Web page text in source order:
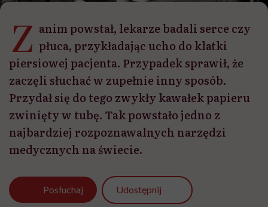
Z anim powstał, lekarze badali serce czy
płuca, przykładając ucho do klatki
piersiowej pacjenta. Przypadek sprawił, że
zaczęli słuchać w zupełnie inny sposób.
Przydał się do tego zwykły kawałek papieru
zwinięty w tubę. Tak powstało jedno z
najbardziej rozpoznawalnych narzędzi
medycznych na świecie.
Posłuchaj Udostępnij